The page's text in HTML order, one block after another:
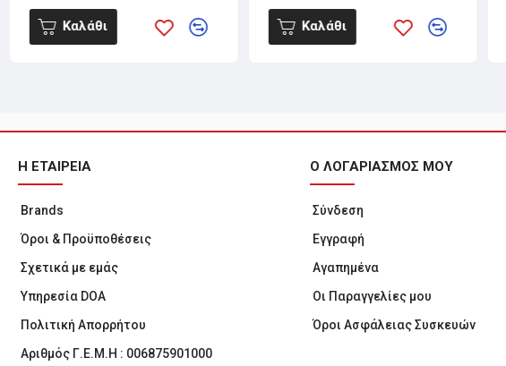
Καλάθι Καλάθι
Η ΕΤΑΙΡΕΙΑ
Brands
Όροι & Προϋποθέσεις
Σχετικά με εμάς
Υπηρεσία DOA
Πολιτική Απορρήτου
Αριθμός Γ.Ε.Μ.Η : 006875901000
Ο ΛΟΓΑΡΙΑΣΜΟΣ ΜΟΥ
Σύνδεση
Εγγραφή
Αγαπημένα
Οι Παραγγελίες μου
Όροι Ασφάλειας Συσκευών